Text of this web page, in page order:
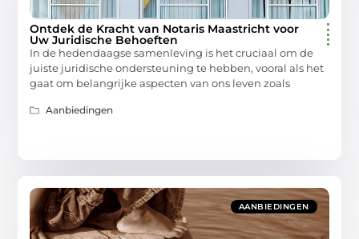
Ontdek de Kracht van Notaris Maastricht voor
Uw Juridische Behoeften
In de hedendaagse samenleving is het cruciaal om de
juiste juridische ondersteuning te hebben, vooral als het
gaat om belangrijke aspecten van ons leven zoals
Aanbiedingen
AANBIEDINGEN